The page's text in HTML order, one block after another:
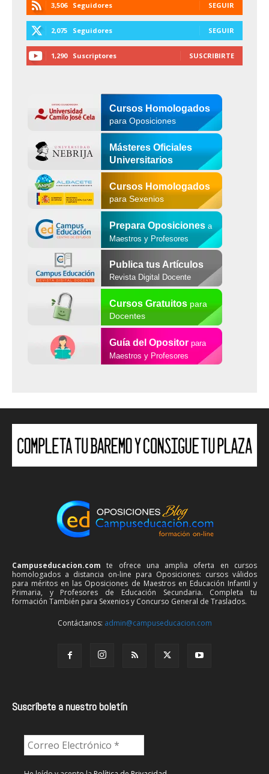
3,506 Seguidores SEGUIR
2,075 Seguidores SEGUIR
1,290 Suscriptores SUSCRIBIRTE
Cursos Homologados
para Oposiciones
Másteres Oficiales
Universitarios
Cursos Homologados
para Sexenios
Prepara Oposiciones a
Maestros y Profesores
Publica tus Artículos
Revista Digital Docente
Cursos Gratuitospara
Docentes
Guía del Opositor para
Maestros y Profesores
Campuseducacion.com te ofrece una amplia oferta en cursos
homologados a distancia on-line para Oposiciones: cursos válidos
para méritos en las Oposiciones de Maestros en Educación Infantil y
Primaria, y Profesores de Educación Secundaria. Completa tu
formación También para Sexenios y Concurso General de Traslados.
Contáctanos: admin@campuseducacion.com
Suscríbete a nuestro boletín